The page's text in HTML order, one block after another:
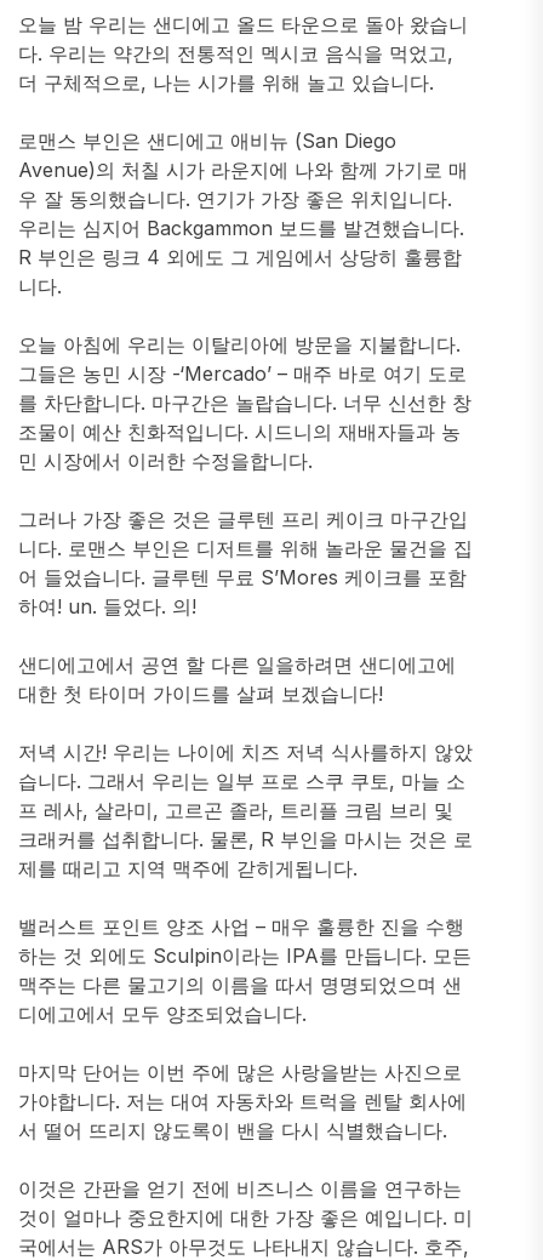
오늘 밤 우리는 샌디에고 올드 타운으로 돌아 왔습니
다. 우리는 약간의 전통적인 멕시코 음식을 먹었고,
더 구체적으로, 나는 시가를 위해 놀고 있습니다.
로맨스 부인은 샌디에고 애비뉴 (San Diego
Avenue)의 처칠 시가 라운지에 나와 함께 가기로 매
우 잘 동의했습니다. 연기가 가장 좋은 위치입니다.
우리는 심지어 Backgammon 보드를 발견했습니다.
R 부인은 링크 4 외에도 그 게임에서 상당히 훌륭합
니다.
오늘 아침에 우리는 이탈리아에 방문을 지불합니다.
그들은 농민 시장 -‘Mercado’ – 매주 바로 여기 도로
를 차단합니다. 마구간은 놀랍습니다. 너무 신선한 창
조물이 예산 친화적입니다. 시드니의 재배자들과 농
민 시장에서 이러한 수정을합니다.
그러나 가장 좋은 것은 글루텐 프리 케이크 마구간입
니다. 로맨스 부인은 디저트를 위해 놀라운 물건을 집
어 들었습니다. 글루텐 무료 S’Mores 케이크를 포함
하여! un. 들었다. 의!
샌디에고에서 공연 할 다른 일을하려면 샌디에고에
대한 첫 타이머 가이드를 살펴 보겠습니다!
저녁 시간! 우리는 나이에 치즈 저녁 식사를하지 않았
습니다. 그래서 우리는 일부 프로 스쿠 쿠토, 마늘 소
프 레사, 살라미, 고르곤 졸라, 트리플 크림 브리 및
크래커를 섭취합니다. 물론, R 부인을 마시는 것은 로
제를 때리고 지역 맥주에 갇히게됩니다.
밸러스트 포인트 양조 사업 – 매우 훌륭한 진을 수행
하는 것 외에도 Sculpin이라는 IPA를 만듭니다. 모든
맥주는 다른 물고기의 이름을 따서 명명되었으며 샌
디에고에서 모두 양조되었습니다.
마지막 단어는 이번 주에 많은 사랑을받는 사진으로
가야합니다. 저는 대여 자동차와 트럭을 렌탈 회사에
서 떨어 뜨리지 않도록이 밴을 다시 식별했습니다.
이것은 간판을 얻기 전에 비즈니스 이름을 연구하는
것이 얼마나 중요한지에 대한 가장 좋은 예입니다. 미
국에서는 ARS가 아무것도 나타내지 않습니다. 호주,